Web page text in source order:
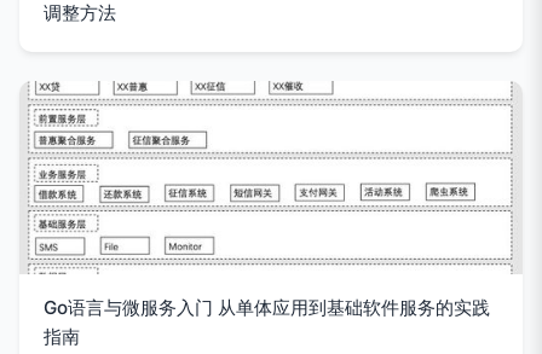
调整方法
Go语言与微服务入门 从单体应用到基础软件服务的实践
指南